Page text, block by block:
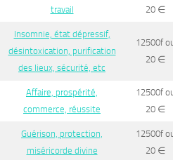
travail
20 ∈
Insomnie, état dépressif,
désintoxication, purification
des lieux, sécurité, etc
12500f
20 ∈
Affaire, prospérité,
commerce, réussite
12500f
20 ∈
Guérison, protection,
miséricorde divine
12500f
20 ∈